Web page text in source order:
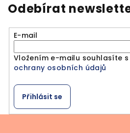
Odebírat
E-mail
Vložením e-mailu souhlasíte s
ochrany osobních údajů
Přihlásit se